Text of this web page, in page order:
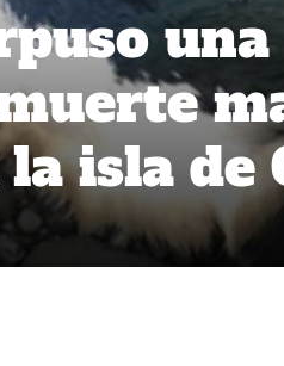
una
isla de